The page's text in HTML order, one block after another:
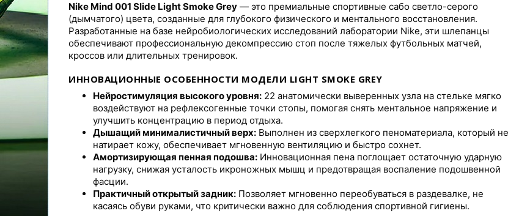
Nike Mind 001 Slide Light Smoke Grey — это премиальные спортивные сабо светло-серого
(дымчатого) цвета, созданные для глубокого физического и ментального восстановления.
Разработанные на базе нейробиологических исследований лаборатории Nike, эти шлепанцы
обеспечивают профессиональную декомпрессию стоп после тяжелых футбольных матчей,
кроссов или длительных тренировок.
ИННОВАЦИОННЫЕ ОСОБЕННОСТИ МОДЕЛИ LIGHT SMOKE GREY
Нейростимуляция высокого уровня: 22 анатомически выверенных узла на стельке мягко
воздействуют на рефлексогенные точки стопы, помогая снять ментальное напряжение и
улучшить концентрацию в период отдыха.
Дышащий минималистичный верх: Выполнен из сверхлегкого пеноматериала, который не
натирает кожу, обеспечивает мгновенную вентиляцию и быстро сохнет.
Амортизирующая пенная подошва: Инновационная пена поглощает остаточную ударную
нагрузку, снижая усталость икроножных мышц и предотвращая воспаление подошвенной
фасции.
Практичный открытый задник: Позволяет мгновенно переобуваться в раздевалке, не
касаясь обуви руками, что критически важно для соблюдения спортивной гигиены.